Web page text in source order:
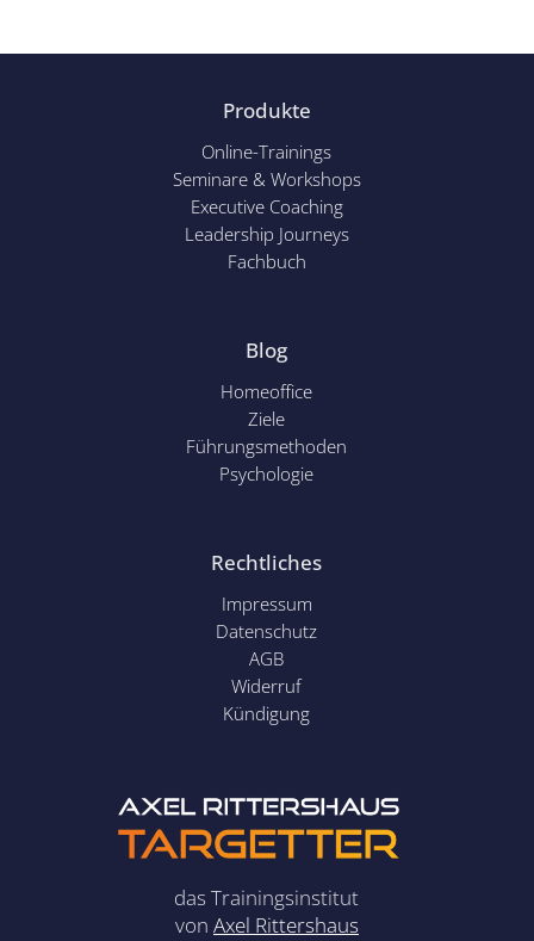
Produkte
Online-Trainings
Seminare & Workshops
Executive Coaching
Leadership Journeys
Fachbuch
Blog
Homeoffice
Ziele
Führungsmethoden
Psychologie
Rechtliches
Impressum
Datenschutz
AGB
Widerruf
Kündigung
das Trainingsinstitut
von Axel Rittershaus